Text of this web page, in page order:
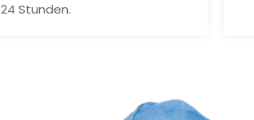
24 Stunden.